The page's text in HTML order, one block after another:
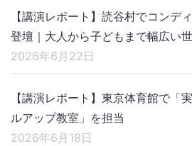
【講演レポート】読谷村でコンデ
登壇｜大人から子どもまで幅広い
2026年6月22日
【講演レポート】東京体育館で「
ルアップ教室」を担当
2026年6月18日